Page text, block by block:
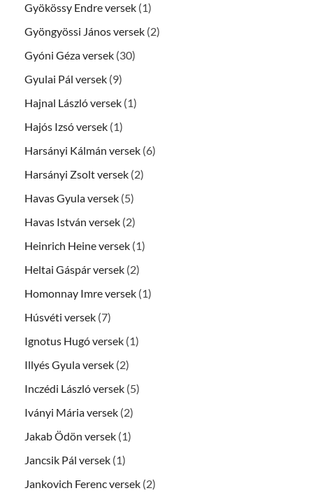
Gyökössy Endre versek (1)
Gyöngyössi János versek (2)
Gyóni Géza versek (30)
Gyulai Pál versek (9)
Hajnal László versek (1)
Hajós Izsó versek (1)
Harsányi Kálmán versek (6)
Harsányi Zsolt versek (2)
Havas Gyula versek (5)
Havas István versek (2)
Heinrich Heine versek (1)
Heltai Gáspár versek (2)
Homonnay Imre versek (1)
Húsvéti versek (7)
Ignotus Hugó versek (1)
Illyés Gyula versek (2)
Inczédi László versek (5)
Iványi Mária versek (2)
Jakab Ödön versek (1)
Jancsik Pál versek (1)
Jankovich Ferenc versek (2)